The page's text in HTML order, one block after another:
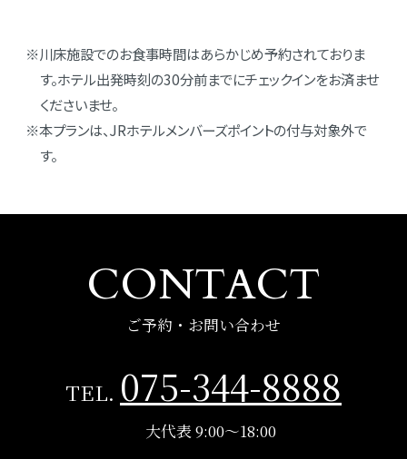
川床施設でのお食事時間はあらかじめ予約されておりま
す。ホテル出発時刻の30分前までにチェックインをお済ませ
くださいませ。
本プランは、JRホテルメンバーズポイントの付与対象外で
す。
ご予約・お問い合わせ
CONTACT
TEL. 075-344-8888
大代表 9:00～18:00